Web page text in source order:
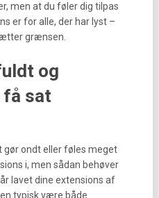
men at du føler dig tilpas
er for alle, der har lyst –
grænsen.
og
få sat
gør ondt eller føles meget
i, men sådan behøver
lavet dine extensions af
typisk være både